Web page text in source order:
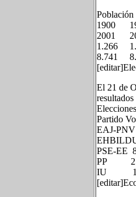
Población
1900
2001
1.266
8.741
El 21 de
Partido
EAJ-
PSE-
PP
IU